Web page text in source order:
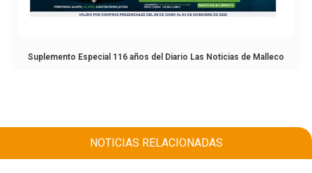
Suplemento Especial 116 años del Diario Las Noticias de Malleco
NOTICIAS RELACIONADAS